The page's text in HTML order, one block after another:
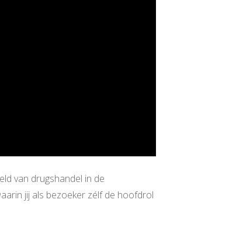
van drugshandel in de
jij als bezoeker zélf de hoofdrol